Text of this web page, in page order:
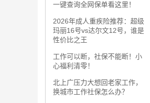
一键查询全网保单看这里！
2026年成人重疾险推荐：超级
玛丽16号vs达尔文12号，谁是
性价比之王
工作可以断，社保不能断！小
心福利清零！
北上广压力大想回老家工作，
换城市工作社保怎么办？